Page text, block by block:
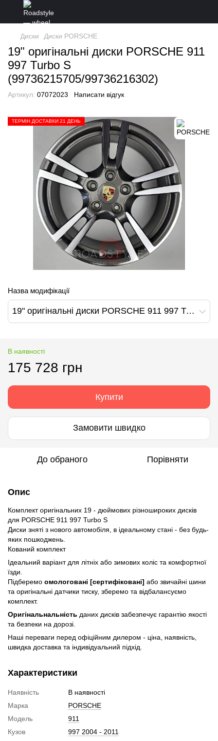
Диски Диски PORSCHE
19" оригінальні диски PORSCHE 911
997 Turbo S
(99736215705/99736216302)
Артикул: 07072023 Написати відгук
ТЕРМІН ДОСТАВКИ 21 ДЕНЬ
Назва модифікації
19" оригінальні диски PORSCHE 911 997 Turbo S (99736215705/99736216302)
В наявності
175 728 грн
Купити
Замовити швидко
До обраного Порівняти
Опис
Комплект оригінальних 19 - дюймових різношироких дисків
для PORSCHE 911 997 Turbo S
Диски зняті з нового автомобіля, в ідеальному стані - без будь-
яких пошкоджень.
Кований комплект
Ідеальний варіант для літніх або зимових коліс та комфортної
їзди.
Підберемо омологовані [сертифіковані] або звичайні шини
та оригінальні датчики тиску, зберемо та відбалансуємо
комплект.
Оригінальнальність даних дисків забезпечує гарантію якості
та безпеки на дорозі.
Наші переваги перед офіційним дилером - ціна, наявність,
швидка доставка та індивідуальний підхід.
Характеристики
Наявність
В наявності
Марка
PORSCHE
Модель
911
Кузов
997 2004 - 2011